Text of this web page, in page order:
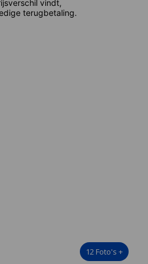
vindt,
terugbetaling.
12 Foto's +